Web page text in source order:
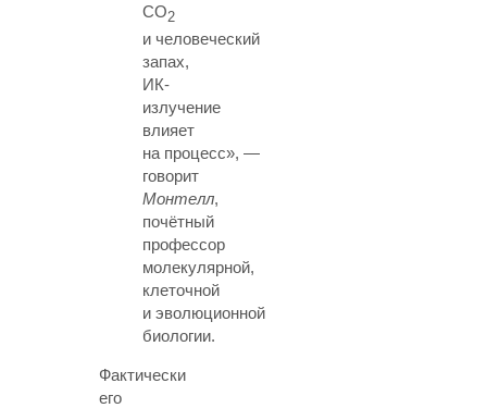
СО2
и человеческий
запах,
ИК-
излучение
влияет
на процесс», —
говорит
Монтелл,
почётный
профессор
молекулярной,
клеточной
и эволюционной
биологии.
Фактически
его